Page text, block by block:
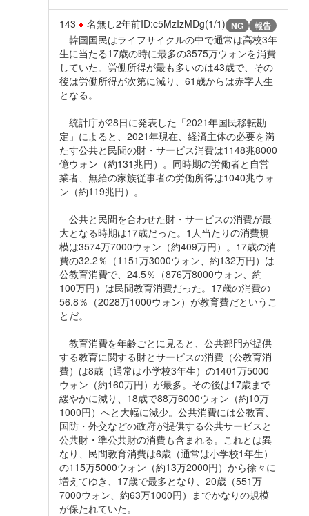
143 名無し2年前ID:c5MzIzMDg(1/1) NG 報告
韓国国民はライフサイクルの中で通常は高校3年
生に当たる17歳の時に最多の3575万ウォンを消費
していた。労働所得が最も多いのは43歳で、その
後は労働所得が次第に減り、61歳からは赤字人生
となる。
統計庁が28日に発表した「2021年国民移転勘
定」によると、2021年現在、経済主体の必要を満
たす公共と民間の財・サービス消費は1148兆8000
億ウォン（約131兆円）。同時期の労働者と自営
業者、無給の家族従事者の労働所得は1040兆ウォ
ン（約119兆円）。
公共と民間を合わせた財・サービスの消費が最
大となる時期は17歳だった。1人当たりの消費規
模は3574万7000ウォン（約409万円）。17歳の消
費の32.2％（1151万3000ウォン、約132万円）は
公教育消費で、24.5％（876万8000ウォン、約
100万円）は民間教育消費だった。17歳の消費の
56.8％（2028万1000ウォン）が教育費だというこ
とだ。
教育消費を年齢ごとに見ると、公共部門が提供
する教育に関する財とサービスの消費（公教育消
費）は8歳（通常は小学校3年生）の1401万5000
ウォン（約160万円）が最多。その後は17歳まで
緩やかに減り、18歳で88万6000ウォン（約10万
1000円）へと大幅に減少。公共消費には公教育、
国防・外交などの政府が提供する公共サービスと
公共財・準公共財の消費も含まれる。これとは異
なり、民間教育消費は6歳（通常は小学校1年生）
の115万5000ウォン（約13万2000円）から徐々に
増えてゆき、17歳で最多となり、20歳（551万
7000ウォン、約63万1000円）までかなりの規模
が保たれていた。